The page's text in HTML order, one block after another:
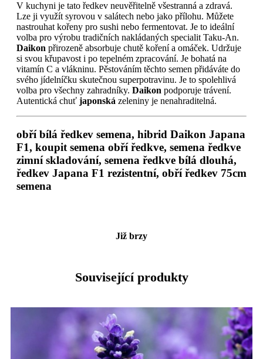
V kuchyni je tato ředkev neuvěřitelně všestranná a zdravá.
Lze ji využít syrovou v salátech nebo jako přílohu. Můžete
nastrouhat kořeny pro sushi nebo fermentovat. Je to ideální
volba pro výrobu tradičních nakládaných specialit Taku-An.
Daikon přirozeně absorbuje chutě koření a omáček. Udržuje
si svou křupavost i po tepelném zpracování. Je bohatá na
vitamín C a vlákninu. Pěstováním těchto semen přidáváte do
svého jídelníčku skutečnou superpotravinu. Je to spolehlivá
volba pro všechny zahradníky. Daikon podporuje trávení.
Autentická chuť japonská zeleniny je nenahraditelná.
obří bílá ředkev semena, hibrid Daikon Japana
F1, koupit semena obří ředkve, semena ředkve
zimní skladování, semena ředkve bílá dlouhá,
ředkev Japana F1 rezistentní, obří ředkev 75cm
semena
Již brzy
Související produkty